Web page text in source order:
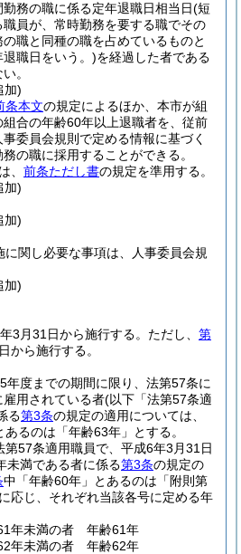
務の職に係る定年退職日相当日(短
員が、常時勤務を要する職でその
職と同種の職を占めているものと
退職日をいう。)を経過した者である
。
加)
条本文の規定によるほか、本市が組
合の年齢60年以上退職者を、従前
委員会規則で定める情報に基づく
の職に採用することができる。
、 前条ただし書の規定を準用する。
加)
加)
に関し必要な事項は、人事委員会規
加)
3月31日から施行する。 ただし、 第
から施行する。
年度までの期間に限り、法第57条に
用されている者(以下「法第57条適
る第3条の規定の適用については、
るのは「年齢63年」とする。
第57条適用職員で、平成6年3月31日
未満である者に係る第3条の規定の
中「年齢60年」とあるのは「附則第
応じ、それぞれ当該各号に定める年
年未満の者 年齢61年
年未満の者 年齢62年